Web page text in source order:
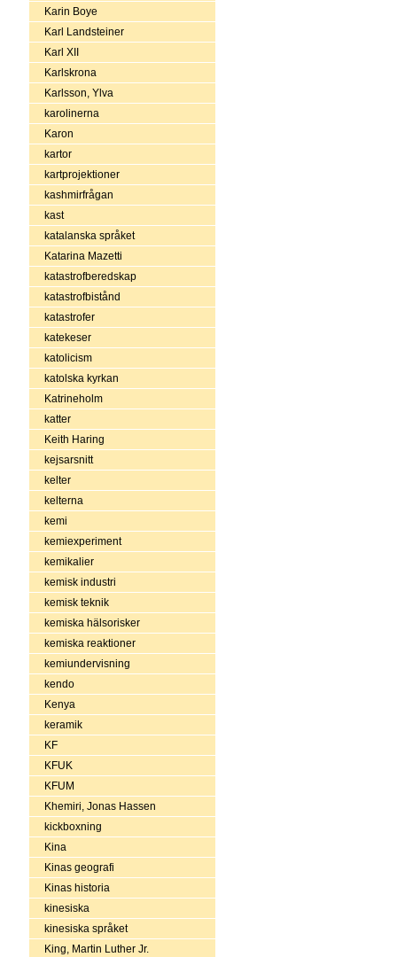
Karin Boye
Karl Landsteiner
Karl XII
Karlskrona
Karlsson, Ylva
karolinerna
Karon
kartor
kartprojektioner
kashmirfrågan
kast
katalanska språket
Katarina Mazetti
katastrofberedskap
katastrofbistånd
katastrofer
katekeser
katolicism
katolska kyrkan
Katrineholm
katter
Keith Haring
kejsarsnitt
kelter
kelterna
kemi
kemiexperiment
kemikalier
kemisk industri
kemisk teknik
kemiska hälsorisker
kemiska reaktioner
kemiundervisning
kendo
Kenya
keramik
KF
KFUK
KFUM
Khemiri, Jonas Hassen
kickboxning
Kina
Kinas geografi
Kinas historia
kinesiska
kinesiska språket
King, Martin Luther Jr.